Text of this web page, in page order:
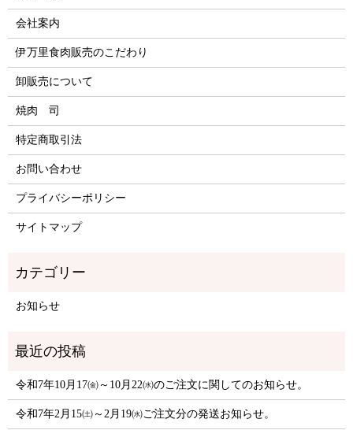
会社案内
伊万里食肉販売のこだわり
卸販売について
焼肉 司
特定商取引法
お問い合わせ
プライバシーポリシー
サイトマップ
お知らせ
令和7年10月17㈮～10月22㈬のご注文に関してのお知らせ。
令和7年2月15㈯～2月19㈬ご注文分の発送お知らせ。